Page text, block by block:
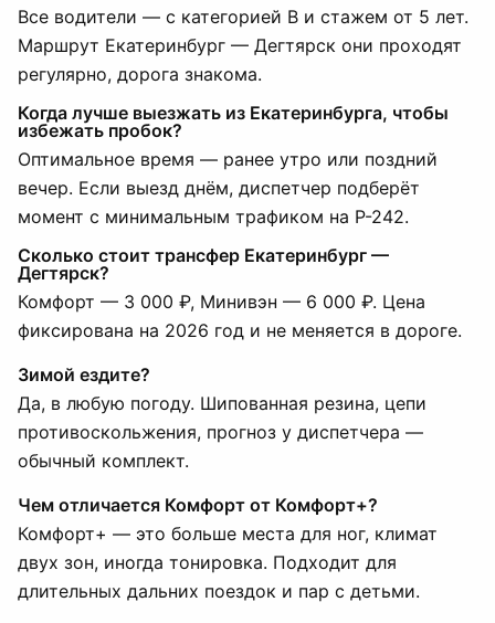
Все водители — с категорией B и стажем от 5 лет.
Маршрут Екатеринбург — Дегтярск они проходят
регулярно, дорога знакома.
Когда лучше выезжать из Екатеринбурга, чтобы
избежать пробок?
Оптимальное время — ранее утро или поздний
вечер. Если выезд днём, диспетчер подберёт
момент с минимальным трафиком на Р-242.
Сколько стоит трансфер Екатеринбург —
Дегтярск?
Комфорт — 3 000 ₽, Минивэн — 6 000 ₽. Цена
фиксирована на 2026 год и не меняется в дороге.
Зимой ездите?
Да, в любую погоду. Шипованная резина, цепи
противоскольжения, прогноз у диспетчера —
обычный комплект.
Чем отличается Комфорт от Комфорт+?
Комфорт+ — это больше места для ног, климат
двух зон, иногда тонировка. Подходит для
длительных дальних поездок и пар с детьми.